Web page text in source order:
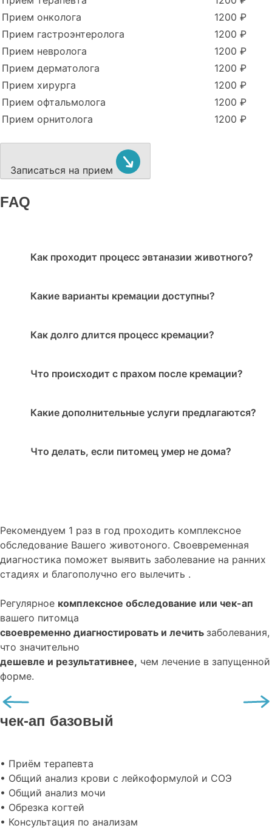
Прием онколога
1200 ₽
Прием гастроэнтеролога
1200 ₽
Прием невролога
1200 ₽
Прием дерматолога
1200 ₽
Прием хирурга
1200 ₽
Прием офтальмолога
1200 ₽
Прием орнитолога
1200 ₽
Записаться на прием
FAQ
Как проходит процесс эвтаназии животного?
Какие варианты кремации доступны?
Как долго длится процесс кремации?
Что происходит с прахом после кремации?
Какие дополнительные услуги предлагаются?
Что делать, если питомец умер не дома?
Рекомендуем 1 раз в год проходить комплексное
обследование Вашего животоного. Своевременная
диагностика поможет выявить заболевание на ранних
стадиях и благополучно его вылечить .
Регулярное комплексное обследование или чек-ап
вашего питомца
своевременно диагностировать и лечить заболевания,
что значительно
дешевле и результативнее, чем лечение в запущенной
форме.
чек-ап базовый
• Приём терапевта
• Общий анализ крови с лейкоформулой и СОЭ
• Общий анализ мочи
• Обрезка когтей
• Консультация по анализам